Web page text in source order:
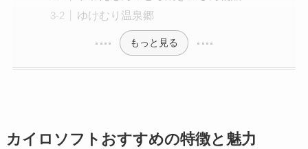
ゆけむり温泉郷
もっと見る
カイロソフトおすすめの特徴と魅力